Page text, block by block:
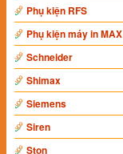
Phụ kiện RFS
Phụ kiện máy in MAX
Schneider
Shimax
Siemens
Siren
Ston